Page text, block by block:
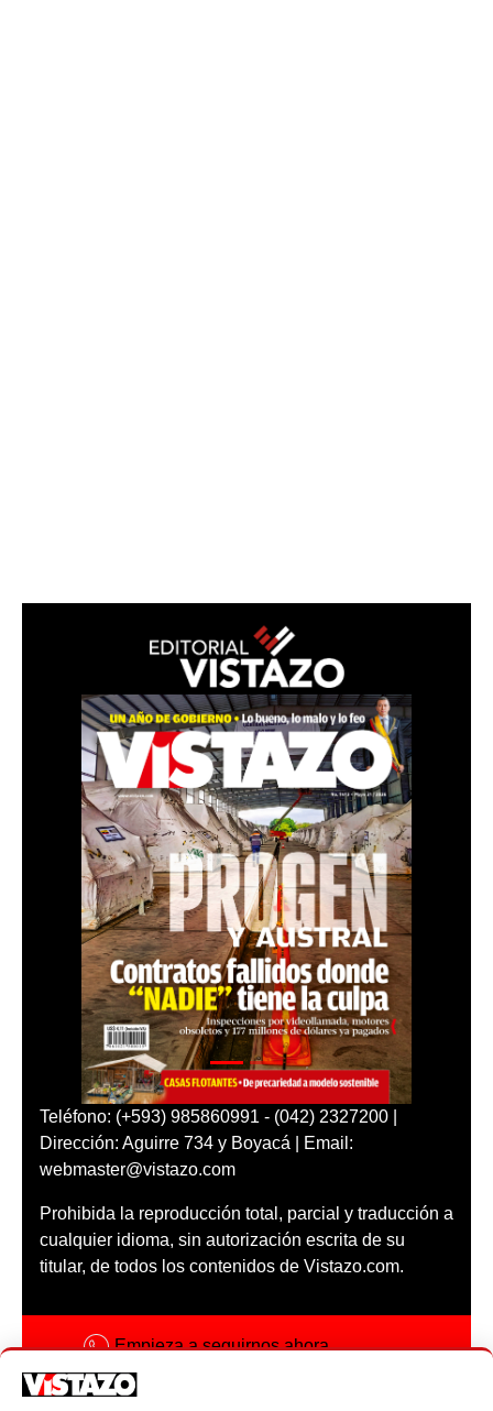
Teléfono: (+593) 985860991 - (042) 2327200 |
Dirección: Aguirre 734 y Boyacá | Email:
webmaster@vistazo.com
Prohibida la reproducción total, parcial y traducción a
cualquier idioma, sin autorización escrita de su
titular, de todos los contenidos de Vistazo.com.
Empieza a seguirnos ahora